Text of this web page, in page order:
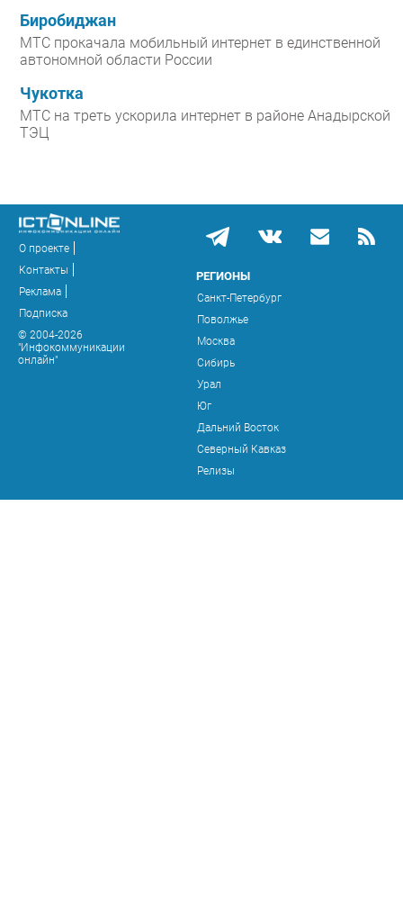
Биробиджан
МТС прокачала мобильный интернет в единственной
автономной области России
Чукотка
МТС на треть ускорила интернет в районе Анадырской
ТЭЦ
О проекте
Контакты
Реклама
Подписка
© 2004-2026
"Инфокоммуникации
онлайн"
РЕГИОНЫ
Санкт-Петербург
Поволжье
Москва
Сибирь
Урал
Юг
Дальний Восток
Северный Кавказ
Релизы